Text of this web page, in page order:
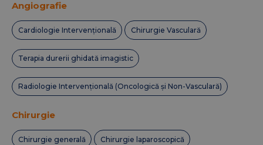
Angiografie
Cardiologie Intervențională Chirurgie Vasculară
Terapia durerii ghidată imagistic
Radiologie Intervențională (Oncologică și Non-Vasculară)
Chirurgie
Chirurgie generală Chirurgie laparoscopică